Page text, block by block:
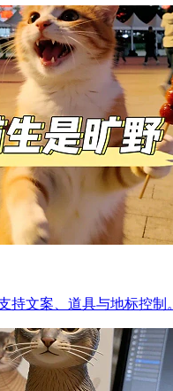
持文案、道具与地标控制。